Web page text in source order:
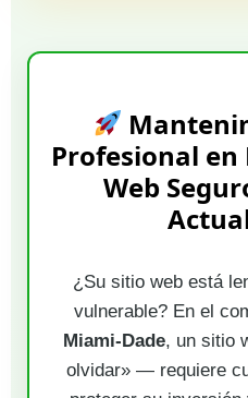
Profesional en
Web
¿Su sitio web está
vulnerable? En el
Miami-Dade, un sitio
olvidar» — requiere